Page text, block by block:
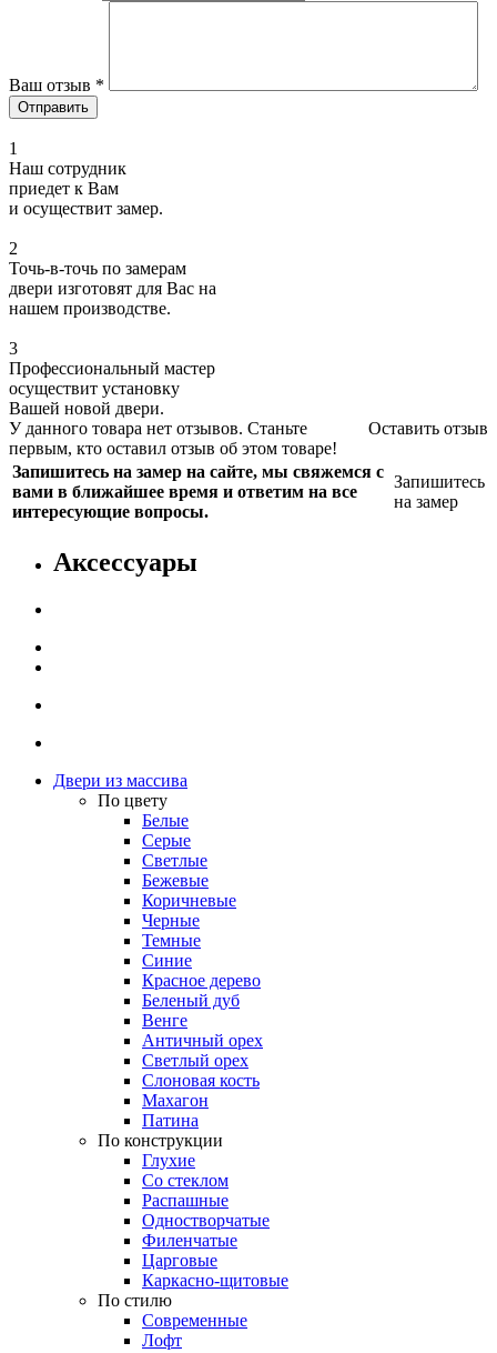
Ваш отзыв *
1
Наш сотрудник
приедет к Вам
и осуществит замер.
2
Точь-в-точь по замерам
двери изготовят для Вас на
нашем производстве.
3
Профессиональный мастер
осуществит установку
Вашей новой двери.
Оставить отзыв
У данного товара нет отзывов. Станьте
первым, кто оставил отзыв об этом товаре!
Запишитесь на замер на сайте, мы свяжемся с
вами в ближайшее время и ответим на все
интересующие вопросы.
Запишитесь
на замер
Аксессуары
Двери из массива
По цвету
Белые
Серые
Светлые
Бежевые
Коричневые
Черные
Темные
Синие
Красное дерево
Беленый дуб
Венге
Античный орех
Светлый орех
Слоновая кость
Махагон
Патина
По конструкции
Глухие
Со стеклом
Распашные
Одностворчатые
Филенчатые
Царговые
Каркасно-щитовые
По стилю
Современные
Лофт